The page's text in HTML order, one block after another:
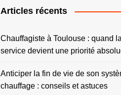
Articles récents
Chauffagiste à Toulouse : quand
service devient une priorité
Anticiper la fin de vie de son
chauffage : conseils et astuces